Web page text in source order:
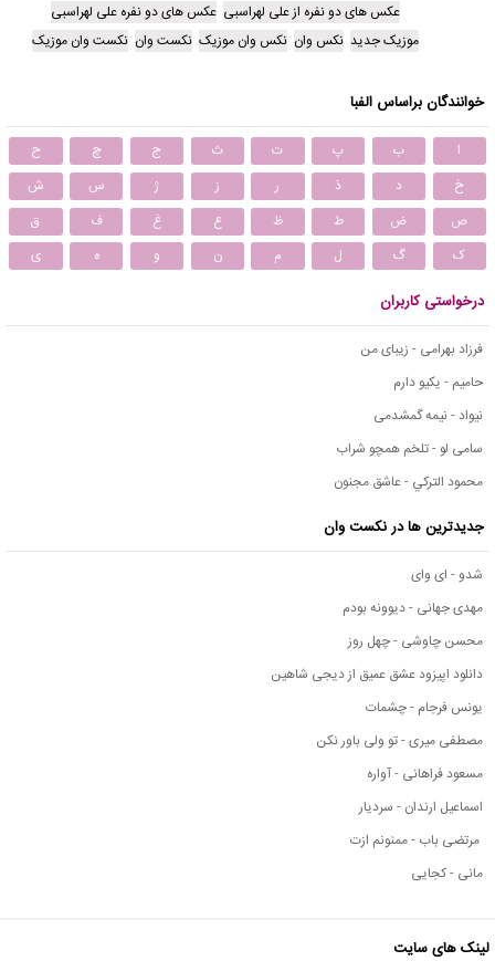
عکس های دو نفره از علی لهراسبی عکس های دو نفره علی لهراسبی
موزیک جدید نکس وان نکس وان موزیک نکست وان نکست وان موزیک
خوانندگان براساس الفبا
ا ب پ ت ث ج چ
ح
خ
د ذ ر ز ژ س
ش
ص
ض ط ظ ع غ ف
ق
ک
گ ل م ن و ه ی
درخواستی کاربران
فرزاد بهرامی - زیبای من
حامیم - یکیو دارم
نیواد - نیمه گمشدمی
سامی لو - تلخم همچو شراب
محمود التركي - عاشق مجنون
جدیدترین ها در نکست وان
شدو - ای وای
مهدی جهانی - دیوونه بودم
محسن چاوشی - چهل روز
دانلود اپیزود عشق عمیق از دیجی شاهین
یونس فرجام - چشمات
مصطفی میری - تو ولی باور نکن
مسعود فراهانی - آواره
اسماعیل ارندان - سردیار
مرتضی باب - ممنونم ازت
مانی - کجایی
لینک های سایت